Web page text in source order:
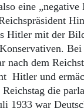
eine
Hitler mit der
nach dem
Hitler und
die
1933 war